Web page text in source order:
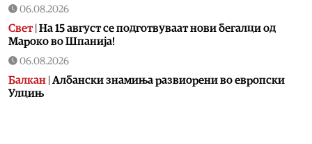
06.08.2026
Свет| На 15 август се подготвуваат нови бегалци од
Мароко во Шпанија!
06.08.2026
Балкан Албански знамиња развиорени во европски
Улцињ